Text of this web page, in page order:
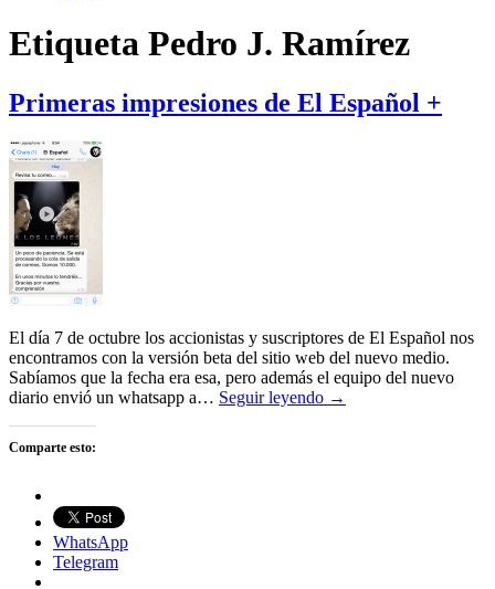
Etiqueta Pedro J. Ramírez
Primeras impresiones de El Español +
El día 7 de octubre los accionistas y suscriptores de El Español nos
encontramos con la versión beta del sitio web del nuevo medio.
Sabíamos que la fecha era esa, pero además el equipo del nuevo
diario envió un whatsapp a… Seguir leyendo →
Comparte esto:
WhatsApp
Telegram